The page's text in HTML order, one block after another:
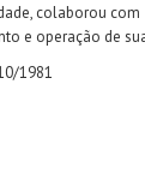
colaborou com
e operação de
1981